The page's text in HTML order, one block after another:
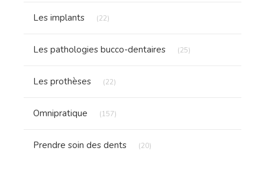
Les implants (22)
Les pathologies bucco-dentaires (25)
Les prothèses (22)
Omnipratique (157)
Prendre soin des dents (20)